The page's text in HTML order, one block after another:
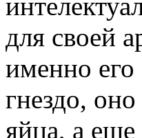
для своей
именно его
гнездо,
яйца, а еще